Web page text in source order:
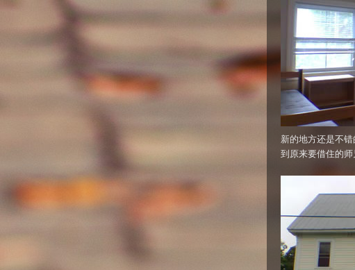
新的地方还是不
到原来要借住的